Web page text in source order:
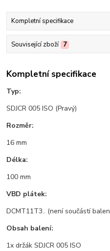
Kompletní specifikace
Související zboží 7
Kompletní specifikace
Typ:
SDJCR 005 ISO (Pravý)
Rozměr:
16 mm
Délka:
100 mm
VBD plátek:
DCMT11T3.. (není součástí
Obsah balení:
1x držák SDJCR 005 ISO